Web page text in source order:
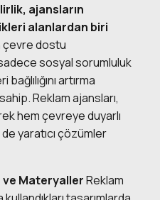
ajansların
alanlardan biri
çevre dostu
sosyal sorumluluk
artırma
Reklam ajansları,
hem çevreye duyarlı
yaratıcı çözümler
ve MateryallerReklam